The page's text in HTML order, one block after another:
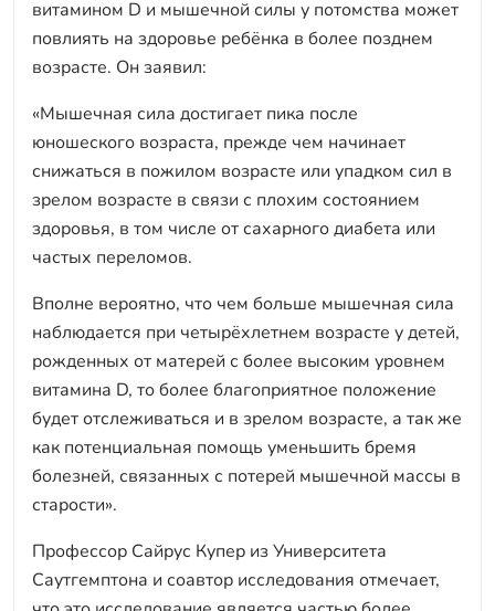
витамином D и мышечной силы у потомства может
повлиять на здоровье ребёнка в более позднем
возрасте. Он заявил:
«Мышечная сила достигает пика после
юношеского возраста, прежде чем начинает
снижаться в пожилом возрасте или упадком сил в
зрелом возрасте в связи с плохим состоянием
здоровья, в том числе от сахарного диабета или
частых переломов.
Вполне вероятно, что чем больше мышечная сила
наблюдается при четырёхлетнем возрасте у детей,
рожденных от матерей с более высоким уровнем
витамина D, то более благоприятное положение
будет отслеживаться и в зрелом возрасте, а так же
как потенциальная помощь уменьшить бремя
болезней, связанных с потерей мышечной массы в
старости».
Профессор Сайрус Купер из Университета
Саутгемптона и соавтор исследования отмечает,